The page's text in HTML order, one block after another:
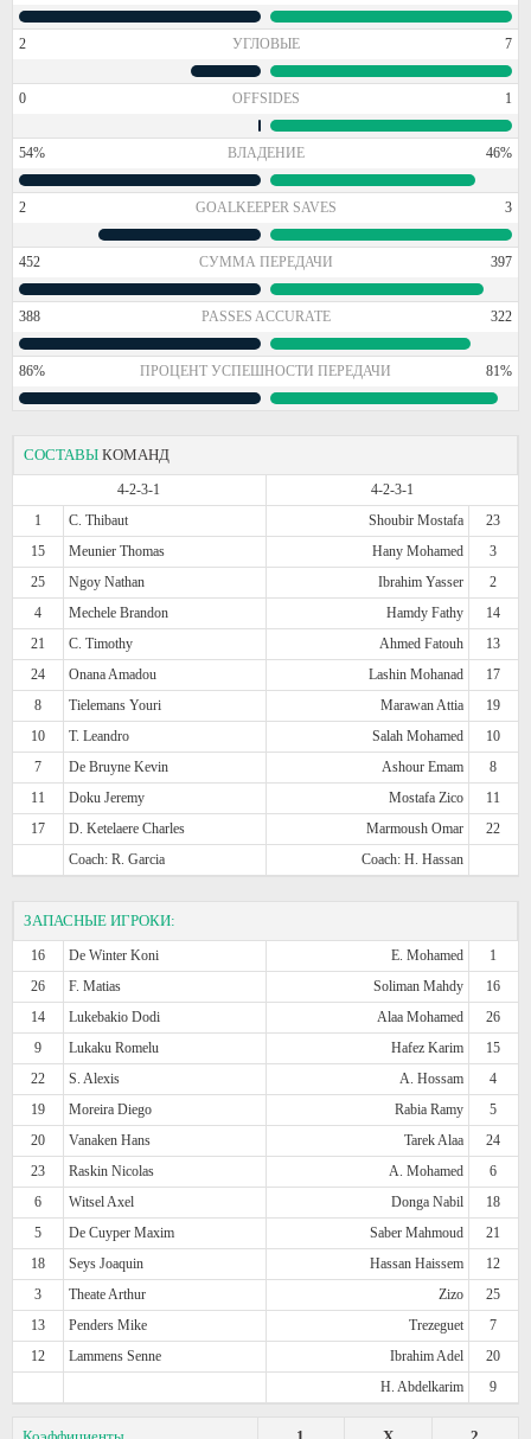
2 УГЛОВЫЕ 7
0 OFFSIDES 1
54% ВЛАДЕНИЕ 46%
2 GOALKEEPER SAVES 3
452 СУММА ПЕРЕДАЧИ 397
388 PASSES ACCURATE 322
86% ПРОЦЕНТ УСПЕШНОСТИ ПЕРЕДАЧИ 81%
СОСТАВЫ КОМАНД
4-2-3-1
4-2-3-1
1
C. Thibaut Shoubir Mostafa
23
15
Meunier Thomas Hany Mohamed
3
25
Ngoy Nathan Ibrahim Yasser
2
4
Mechele Brandon Hamdy Fathy
14
21
C. Timothy Ahmed Fatouh
13
24
Onana Amadou Lashin Mohanad
17
8
Tielemans Youri Marawan Attia
19
10
T. Leandro Salah Mohamed
10
7
De Bruyne Kevin Ashour Emam
8
11
Doku Jeremy Mostafa Zico
11
17
D. Ketelaere Charles Marmoush Omar
22
Coach: R. Garcia
Coach: H. Hassan
ЗАПАСНЫЕ ИГРОКИ:
16 De Winter Koni E. Mohamed
1
26
F. Matias Soliman Mahdy
16
14
Lukebakio Dodi Alaa Mohamed
26
9
Lukaku Romelu Hafez Karim
15
22
S. Alexis A. Hossam
4
19
Moreira Diego Rabia Ramy
5
20
Vanaken Hans Tarek Alaa
24
23
Raskin Nicolas A. Mohamed
6
6
Witsel Axel Donga Nabil
18
5
De Cuyper Maxim Saber Mahmoud
21
18
Seys Joaquin Hassan Haissem
12
3
Theate Arthur Zizo
25
13
Penders Mike Trezeguet
7
12
Lammens Senne Ibrahim Adel
20
H. Abdelkarim
9